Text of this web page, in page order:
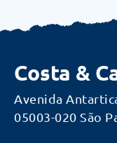
Costa &
Avenida
05003-020 São